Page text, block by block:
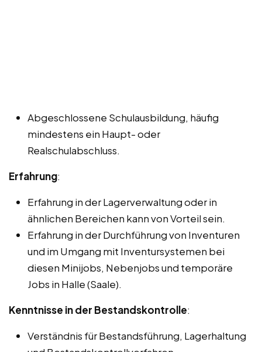
Abgeschlossene Schulausbildung, häufig
mindestens ein Haupt- oder
Realschulabschluss.
Erfahrung:
Erfahrung in der Lagerverwaltung oder in
ähnlichen Bereichen kann von Vorteil sein.
Erfahrung in der Durchführung von Inventuren
und im Umgang mit Inventursystemen bei
diesen Minijobs, Nebenjobs und temporäre
Jobs in Halle (Saale).
Kenntnisse in der Bestandskontrolle:
Verständnis für Bestandsführung, Lagerhaltung